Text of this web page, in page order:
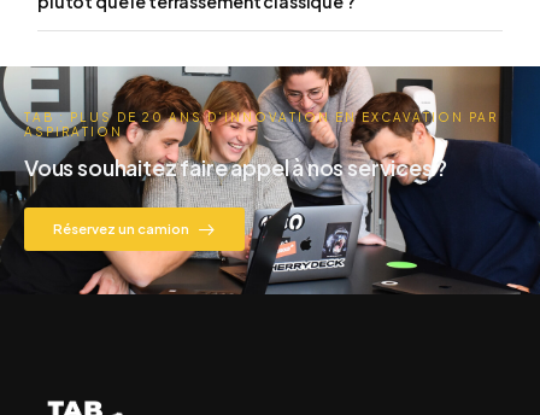
TAB : PLUS DE 20 ANS D’INNOVATION EN EXCAVATION PAR
ASPIRATION
Vous souhaitez faire appel à nos services ?
Réservez un camion